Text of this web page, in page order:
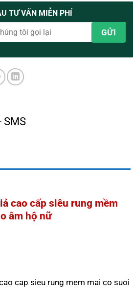
TƯ VẤN MIỄN PHÍ
SMS
cao cấp siêu rung mềm
âm hộ nữ